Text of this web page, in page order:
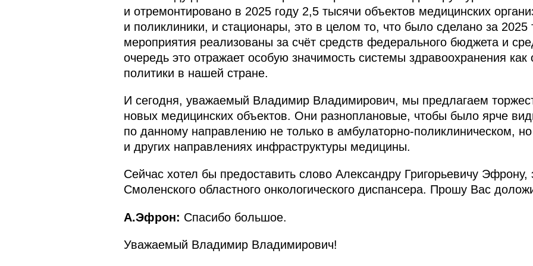
и отремонтировано в 2025 году 2,5 тысячи объектов медицинских
и поликлиники, и стационары, это в целом то, что было сделано за 2025
мероприятия реализованы за счёт средств федерального бюджета и
очередь это отражает особую значимость системы здравоохранения как
политики в нашей стране.
И сегодня, уважаемый Владимир Владимирович, мы предлагаем
новых медицинских объектов. Они разноплановые, чтобы было ярче
по данному направлению не только в амбулаторно-поликлиническом,
и других направлениях инфраструктуры медицины.
Сейчас хотел бы предоставить слово Александру Григорьевичу Эфрону,
Смоленского областного онкологического диспансера. Прошу Вас
А.Эфрон: Спасибо большое.
Уважаемый Владимир Владимирович!